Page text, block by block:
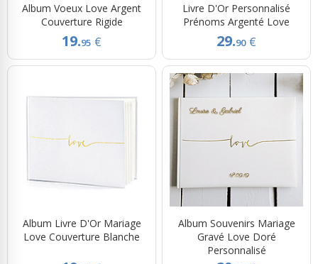
Album Voeux Love Argent
Couverture Rigide
19.95 €
Livre D'Or Personnalisé
Prénoms Argenté Love
29.90 €
Album Livre D'Or Mariage
Love Couverture Blanche
Album Souvenirs Mariage
Gravé Love Doré
Personnalisé